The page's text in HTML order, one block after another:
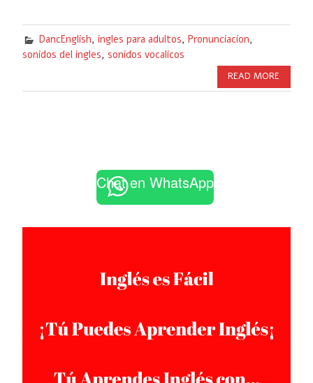
DancEnglish, ingles para adultos, Pronunciacion,
sonidos del ingles, sonidos vocalicos
READ MORE
Chat en WhatsApp